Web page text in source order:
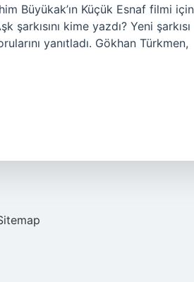
Büyükak’ın Küçük Esnaf filmi için
şarkısını kime yazdı? Yeni şarkısı
yanıtladı. Gökhan Türkmen,